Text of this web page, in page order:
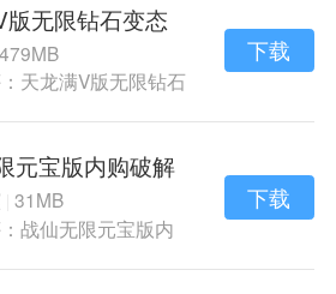
版无限钻石变态
479MB
天龙满V版无限钻石
下载
元宝版内购破解
31MB
战仙无限元宝版内
下载